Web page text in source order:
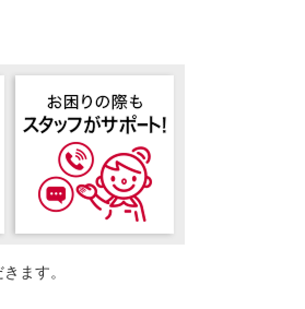
ます。